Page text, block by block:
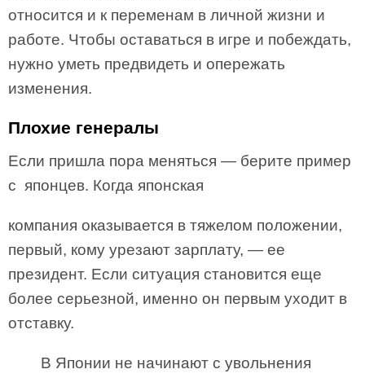
относится и к переменам в личной жизни и
работе. Чтобы оставаться в игре и побеждать,
нужно уметь предвидеть и опережать
изменения.
Плохие генералы
Если пришла пора меняться — берите пример
с японцев. Когда японская
компания оказывается в тяжелом положении,
первый, кому урезают зарплату, — ее
президент. Если ситуация становится еще
более серьезной, именно он первым уходит в
отставку.
В Японии не начинают с увольнения